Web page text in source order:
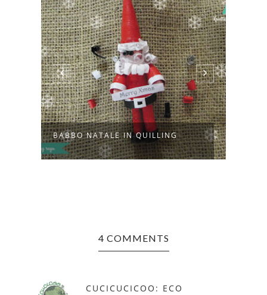
BABBO NATALE IN QUILLING
4 COMMENTS
CUCICUCICOO: ECO